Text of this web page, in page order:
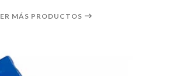
MÁS PRODUCTOS